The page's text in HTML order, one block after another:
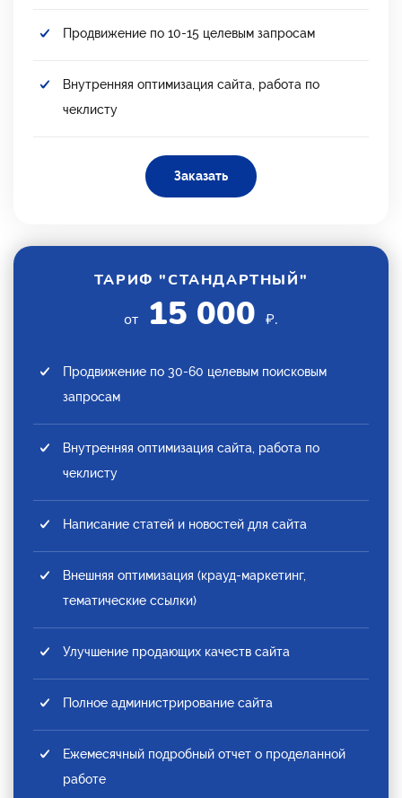
Продвижение по 10-15 целевым запросам
Внутренняя оптимизация сайта, работа по
чеклисту
Заказать
ТАРИФ "СТАНДАРТНЫЙ"
от 15 000 ₽.
Продвижение по 30-60 целевым поисковым
запросам
Внутренняя оптимизация сайта, работа по
чеклисту
Написание статей и новостей для сайта
Внешняя оптимизация (крауд-маркетинг,
тематические ссылки)
Улучшение продающих качеств сайта
Полное администрирование сайта
Ежемесячный подробный отчет о проделанной
работе